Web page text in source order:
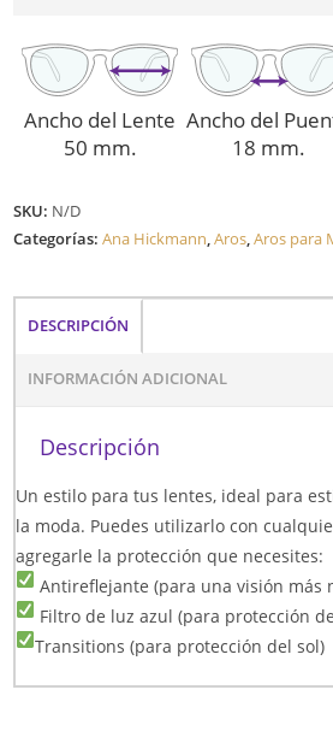
Ancho del Lente
50 mm.
Ancho del
18 mm.
SKU: N/D
Categorías:Ana Hickmann,Aros,Aros para
DESCRIPCIÓN
INFORMACIÓN ADICIONAL
Descripción
Un estilo para tus lentes, ideal para
la moda. Puedes utilizarlo con
agregarle la protección que necesites:
Antireflejante (para una visión más
Filtro de luz azul (para protección
Transitions (para protección del sol)